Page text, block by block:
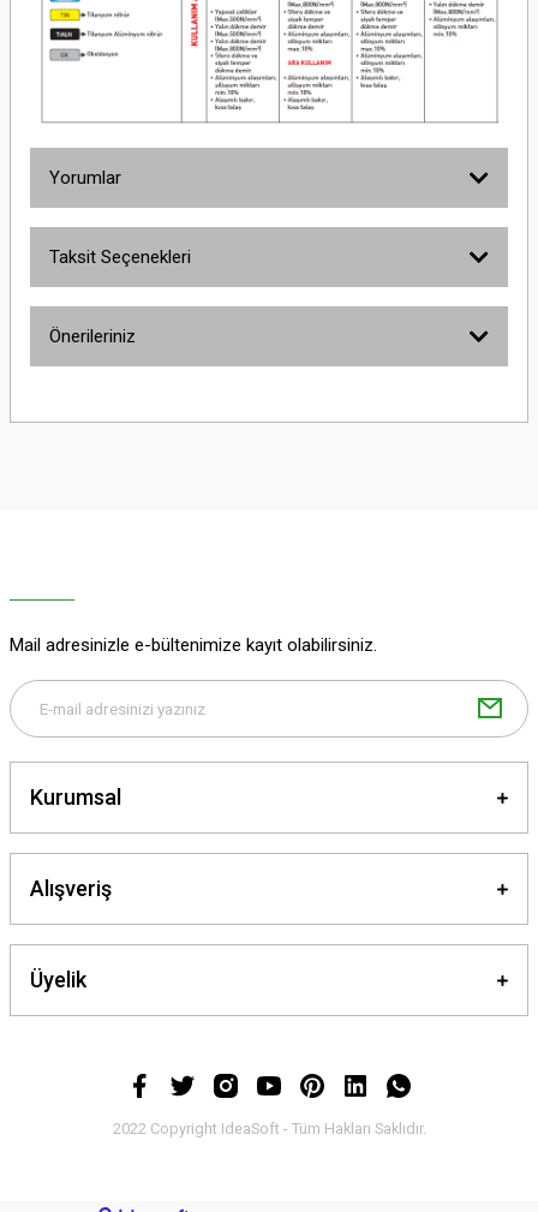
Yorumlar
Taksit Seçenekleri
Önerileriniz
yetersiz gördüğünüz noktaları öneri formunu kullanarak tarafımıza
Bu ürüne benzer farklı alternatifler olmalı.
Mail adresinizle e-bültenimize kayıt olabilirsiniz.
Kurumsal
Alışveriş
Üyelik
2022 Copyright IdeaSoft - Tüm Hakları Saklıdır.